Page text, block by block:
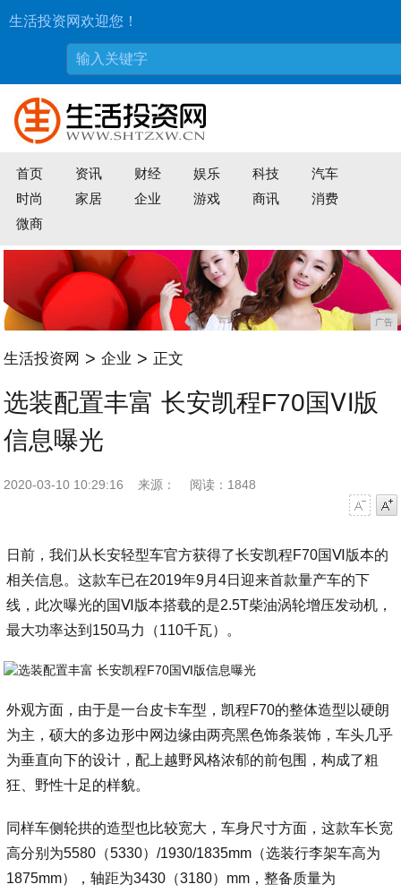
生活投资网欢迎您！
首页 资讯 财经 娱乐 科技
汽车
时尚
家居 企业 游戏 商讯
消费
微商
广告
生活投资网 > 企业 > 正文
选装配置丰富 长安凯程F70国Ⅵ版
信息曝光
2020-03-10 10:29:16 来源：
阅读：1848
日前，我们从长安轻型车官方获得了长安凯程F70国Ⅵ版本的
相关信息。这款车已在2019年9月4日迎来首款量产车的下
线，此次曝光的国Ⅵ版本搭载的是2.5T柴油涡轮增压发动机，
最大功率达到150马力（110千瓦）。
外观方面，由于是一台皮卡车型，凯程F70的整体造型以硬朗
为主，硕大的多边形中网边缘由两亮黑色饰条装饰，车头几乎
为垂直向下的设计，配上越野风格浓郁的前包围，构成了粗
狂、野性十足的样貌。
同样车侧轮拱的造型也比较宽大，车身尺寸方面，这款车长宽
高分别为5580（5330）/1930/1835mm（选装行李架车高为
1875mm），轴距为3430（3180）mm，整备质量为